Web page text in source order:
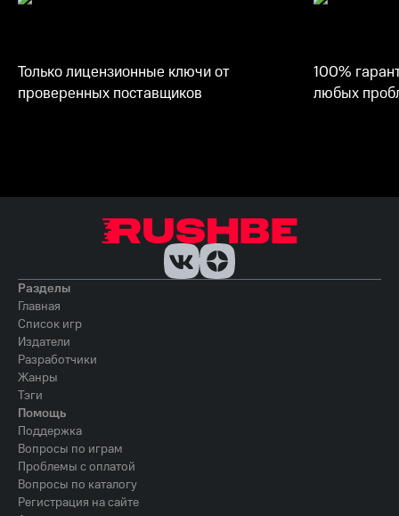
Только лицензионные ключи от
проверенных поставщиков
100%
любых
Разделы
Главная
Список игр
Издатели
Разработчики
Жанры
Тэги
Помощь
Поддержка
Вопросы по играм
Проблемы с оплатой
Вопросы по каталогу
Регистрация на сайте